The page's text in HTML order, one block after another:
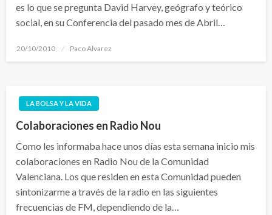
es lo que se pregunta David Harvey, geógrafo y teórico
social, en su Conferencia del pasado mes de Abril…
Publicado
20/10/2010 Paco Alvarez
LA BOLSA Y LA VIDA
Colaboraciones en Radio Nou
Como les informaba hace unos días esta semana inicio mis
colaboraciones en Radio Nou de la Comunidad
Valenciana. Los que residen en esta Comunidad pueden
sintonizarme a través de la radio en las siguientes
frecuencias de FM, dependiendo de la…